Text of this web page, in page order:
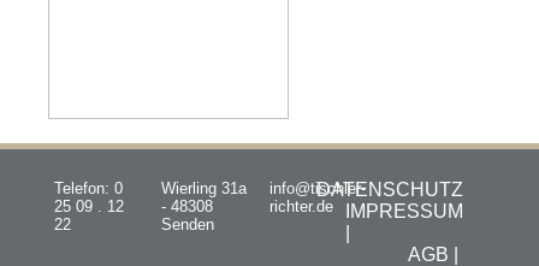
Telefon: 0
25 09 . 12
22
Wierling 31a
- 48308
Senden
info@tischler-
richter.de
DATENSCHUTZ
IMPRESSUM
AGB |